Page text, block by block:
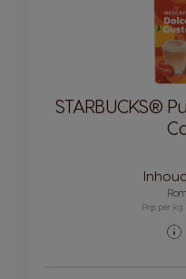
STARBUCKS®
Prijs per